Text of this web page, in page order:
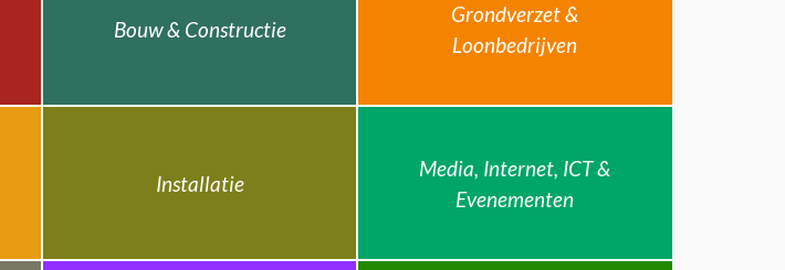
Bouw & Constructie
Grondverzet &
Loonbedrijven
Installatie
Media, Internet, ICT &
Evenementen